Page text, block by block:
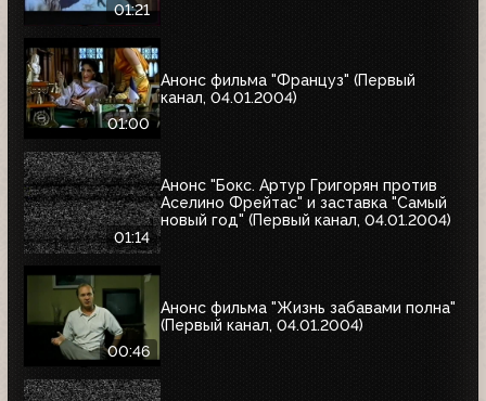
01:21
01:00
Анонс фильма "Француз" (Первый
канал, 04.01.2004)
01:14
Анонс "Бокс. Артур Григорян против
Аселино Фрейтас" и заставка "Самый
новый год" (Первый канал, 04.01.2004)
00:46
Анонс фильма "Жизнь забавами полна"
(Первый канал, 04.01.2004)